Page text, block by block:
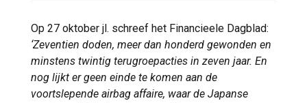
Op 27 oktober jl. schreef het Financieele Dagblad:
‘Zeventien doden, meer dan honderd gewonden en
minstens twintig terugroepacties in zeven jaar. En
nog lijkt er geen einde te komen aan de
voortslepende airbag affaire, waar de Japanse